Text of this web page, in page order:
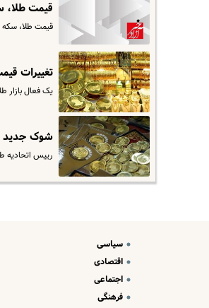
قیمت طلا، سکه و ارز امروز ۲۱
قیمت طلا، سکه و
تغییرات قیمت طلا و سکه | حباب
یک فعال بازار طلا با اشاره به کاهش ۵۰ هزار تومانی
شوک جدید به
رییس اتحادیه
سیاسی
اقتصادی
اجتماعی
فرهنگی